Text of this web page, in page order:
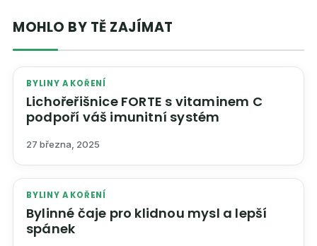
MOHLO BY TĚ ZAJÍMAT
BYLINY A KOŘENÍ
Lichořeřišnice FORTE s vitaminem C
podpoří váš imunitní systém
27 března, 2025
BYLINY A KOŘENÍ
Bylinné čaje pro klidnou mysl a lepší
spánek